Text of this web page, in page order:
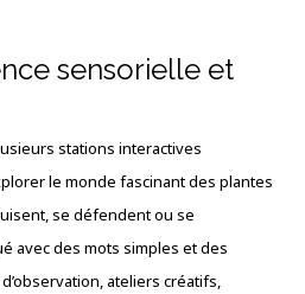
sensorielle et
stations interactives
le monde fascinant des plantes
se défendent ou se
avec des mots simples et des
ateliers créatifs,